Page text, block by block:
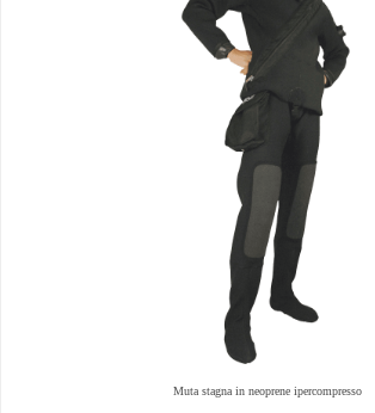
Muta stagna in neoprene ipercompresso